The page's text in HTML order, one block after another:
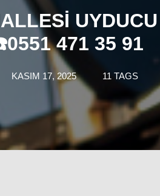
471 35 91
KASIM 17, 2025 11 TAGS